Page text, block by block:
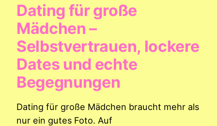
Dating für große
Mädchen –
Selbstvertrauen, lockere
Dates und echte
Begegnungen
Dating für große Mädchen braucht mehr als
nur ein gutes Foto. Auf